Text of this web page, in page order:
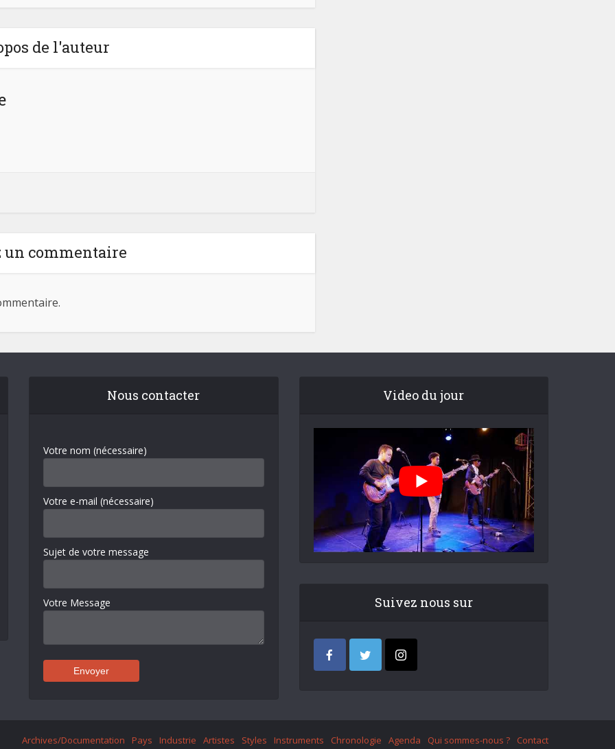
de l'auteur
un commentaire
Nous contacter
Votre nom (nécessaire)
Votre e-mail (nécessaire)
Sujet de votre message
Votre Message
Video du jour
Suivez nous sur
Archives/Documentation Pays Industrie Artistes Styles Instruments Chronologie Agenda Qui sommes-nous ? Contact